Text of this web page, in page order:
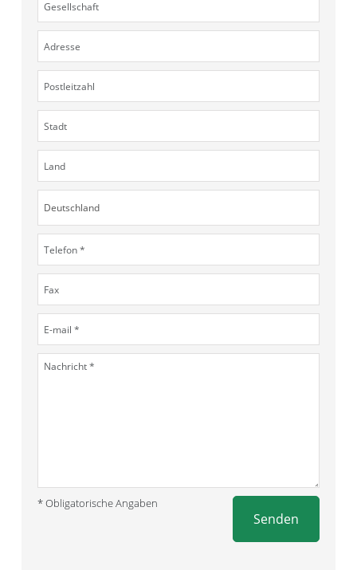
* Obligatorische Angaben
Senden